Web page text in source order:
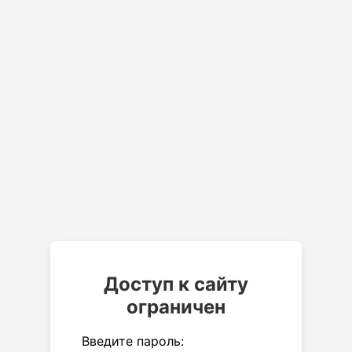
Доступ к сайту
ограничен
Введите пароль: